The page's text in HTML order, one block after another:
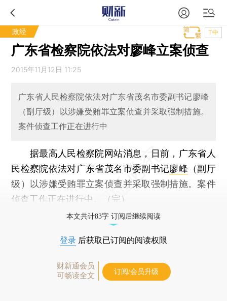
政经 T中
广东省检察院依法对廖峰立案侦查
2015年11月12日 11:25
广东省人民检察院依法对广东省茂名市委副书记廖峰
（副厅级）以涉嫌受贿罪立案侦查并采取强制措施。
案件侦查工作正在进行中
据最高人民检察院网站消息，日前，广东省人
民检察院依法对广东省茂名市委副书记廖峰 （副厅
级）以涉嫌受贿罪立案侦查并采取强制措施。案件
侦查工作正在进行中。（完）
本文共计83字 订阅后继续阅读
登录 后获取已订阅的阅读权限
财新通会员
可畅读全文
订阅/会员升级